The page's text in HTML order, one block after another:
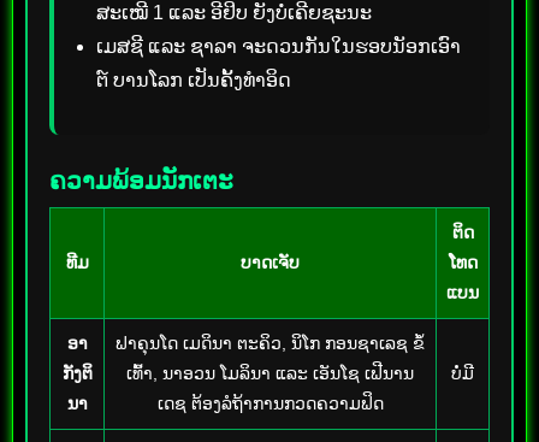
ສະເໝີ 1 ແລະ ອີຢິບ ຍັງບໍ່ເຄີຍຊະນະ
ເມສຊີ ແລະ ຊາລາ ຈະດວນກັນໃນຮອບນັອກເອົາ
ຕ໌ ບານໂລກ ເປັນຄັ້ງທຳອິດ
ຄວາມພ້ອມນັກເຕະ
ທີມ ບາດເຈັບ
ຕິດ
ໂທດ
ແບນ
ອາ
ກັງຕິ
ນາ
ຟາຄຸນໂດ ເມດິນາ ຕະຄິວ, ນິໂກ ກອນຊາເລຊ ຂໍ້
ເທົ້າ, ນາອວນ ໂມລິນາ ແລະ ເອັນໂຊ ເຟີນານ
ເດຊ ຕ້ອງລໍຖ້າການກວດຄວາມຟິດ
ບໍ່ມີ